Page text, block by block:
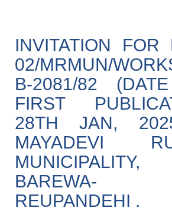
INVITATION FOR
02/MRMUN/
B-2081/82
FIRST
28TH JAN,
MAYADEVI
MUNICIPALITY,
BAREWA-
REUPANDEHI .